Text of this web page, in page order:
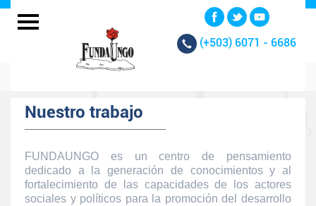
(+503) 6071 - 6686
Nuestro trabajo
FUNDAUNGO es un centro de pensamiento
dedicado a la generación de conocimientos y al
fortalecimiento de las capacidades de los actores
sociales y políticos para la promoción del desarrollo